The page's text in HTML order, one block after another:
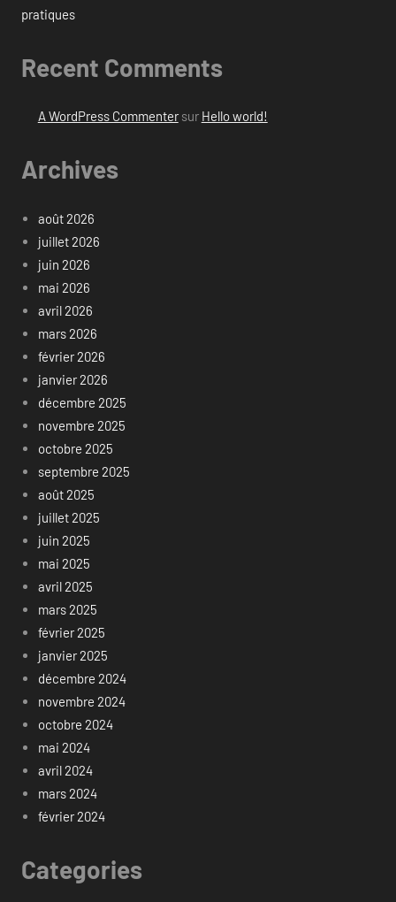
pratiques
Recent Comments
A WordPress Commentersur Hello world!
Archives
août 2026
juillet 2026
juin 2026
mai 2026
avril 2026
mars 2026
février 2026
janvier 2026
décembre 2025
novembre 2025
octobre 2025
septembre 2025
août 2025
juillet 2025
juin 2025
mai 2025
avril 2025
mars 2025
février 2025
janvier 2025
décembre 2024
novembre 2024
octobre 2024
mai 2024
avril 2024
mars 2024
février 2024
Categories